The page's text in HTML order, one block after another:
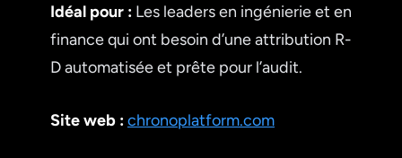
Idéal pour : Les leaders en ingénierie et en
finance qui ont besoin d’une attribution R-
D automatisée et prête pour l’audit.
Site web :chronoplatform.com